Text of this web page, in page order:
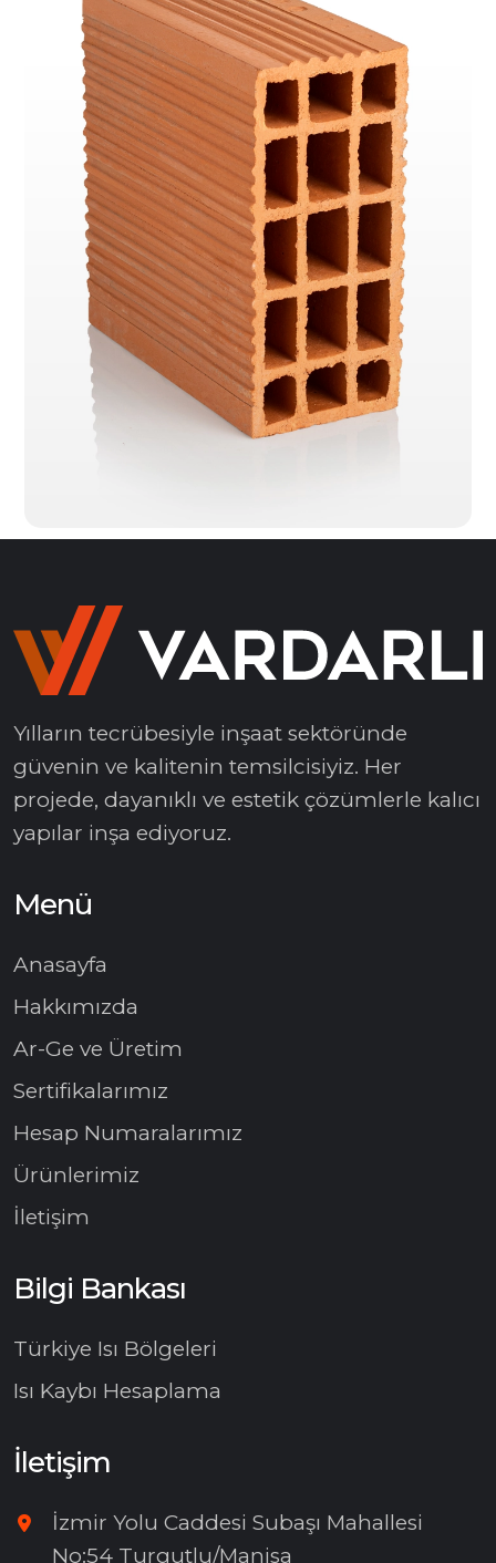
Yılların tecrübesiyle inşaat sektöründe
güvenin ve kalitenin temsilcisiyiz. Her
projede, dayanıklı ve estetik çözümlerle kalıcı
yapılar inşa ediyoruz.
Menü
Anasayfa
Hakkımızda
Ar-Ge ve Üretim
Sertifikalarımız
Hesap Numaralarımız
Ürünlerimiz
İletişim
Bilgi Bankası
Türkiye Isı Bölgeleri
Isı Kaybı Hesaplama
İletişim
İzmir Yolu Caddesi Subaşı Mahallesi
No:54 Turgutlu/Manisa